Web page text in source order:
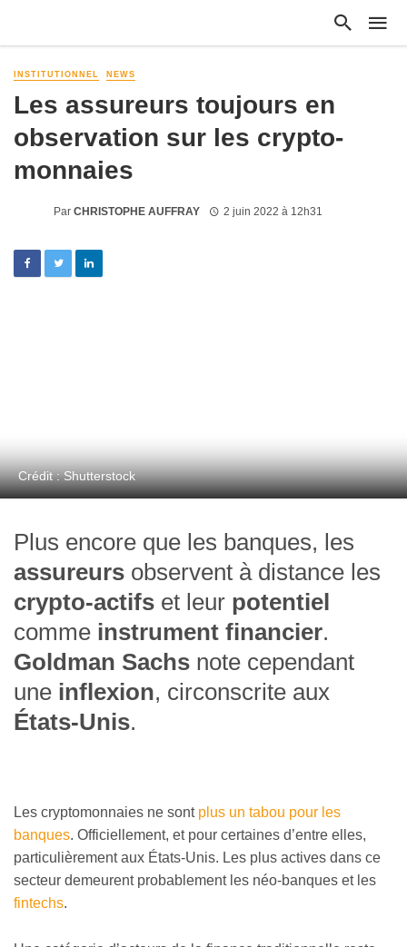
INSTITUTIONNEL NEWS
Les assureurs toujours en
observation sur les crypto-
monnaies
Par CHRISTOPHE AUFFRAY 2 juin 2022 à 12h31
Crédit : Shutterstock
Plus encore que les banques, les
assureurs observent à distance les
crypto-actifs et leur potentiel
comme instrument financier.
Goldman Sachs note cependant
une inflexion, circonscrite aux
États-Unis.
Les cryptomonnaies ne sont plus un tabou pour les
banques. Officiellement, et pour certaines d’entre elles,
particulièrement aux États-Unis. Les plus actives dans ce
secteur demeurent probablement les néo-banques et les
fintechs.